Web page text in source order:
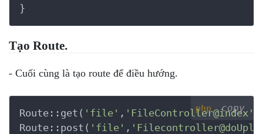
Tạo Route.
- Cuối cùng là tạo route để điều hướng.
php copy
Route::get( 'file' , 'FileController@index'
Route::post( 'file' ,